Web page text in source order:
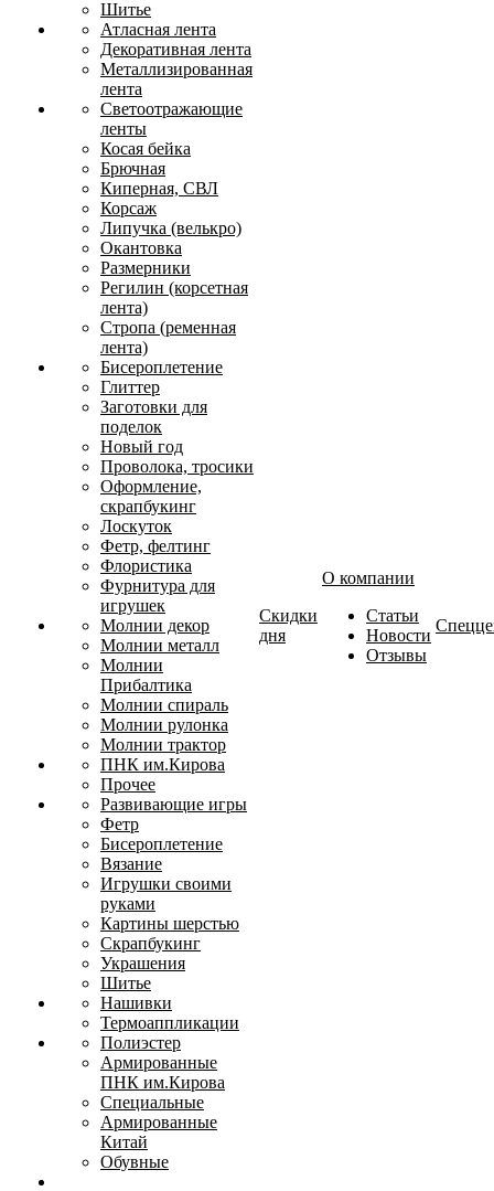
Шитье
Атласная лента
Декоративная лента
Металлизированная
лента
Светоотражающие
ленты
Косая бейка
Брючная
Киперная, СВЛ
Корсаж
Липучка (велькро)
Окантовка
Размерники
Регилин (корсетная
лента)
Стропа (ременная
лента)
Бисероплетение
Глиттер
Заготовки для
поделок
Новый год
Проволока, тросики
Оформление,
скрапбукинг
Лоскуток
Фетр, фелтинг
Флористика
Фурнитура для
игрушек
Молнии декор
Молнии металл
Молнии
Прибалтика
Молнии спираль
Молнии рулонка
Молнии трактор
ПНК им.Кирова
Прочее
Развивающие игры
Фетр
Бисероплетение
Вязание
Игрушки своими
руками
Картины шерстью
Скрапбукинг
Украшения
Шитье
Нашивки
Термоаппликации
Полиэстер
Армированные
ПНК им.Кирова
Специальные
Армированные
Китай
Обувные
Скидки
дня
О компании
Статьи
Новости
Отзывы